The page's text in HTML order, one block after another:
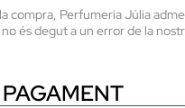
compra, Perfumeria Júlia
és degut a un error de la